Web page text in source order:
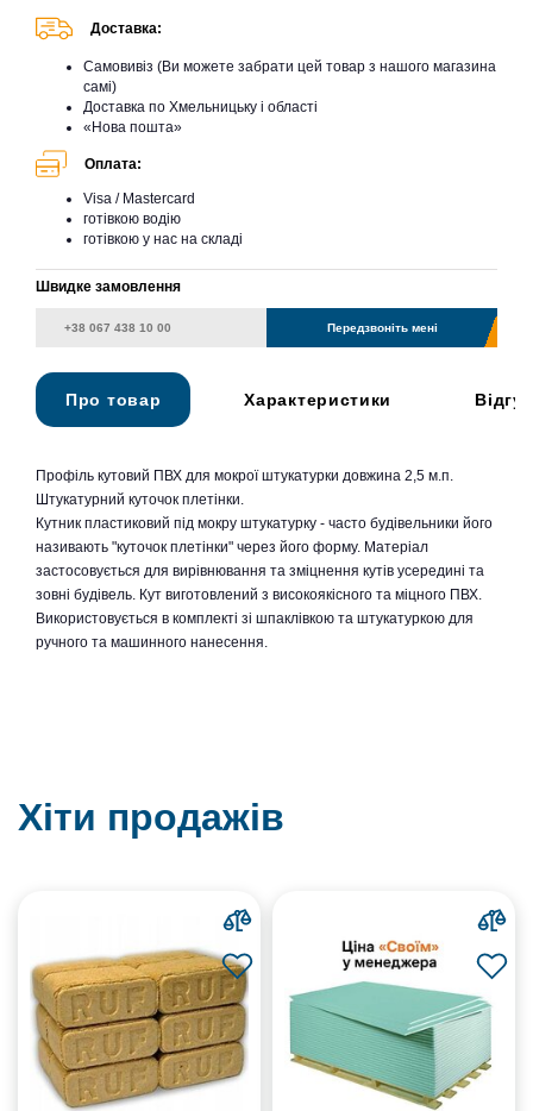
Доставка:
Самовивіз (Ви можете забрати цей товар з нашого магазина
самі)
Доставка по Хмельницьку і області
«Нова пошта»
Оплата:
Visa / Mastercard
готівкою водію
готівкою у нас на складі
Швидке замовлення
Передзвоніть мені
Про товар Характеристики
Профіль кутовий ПВХ для мокрої штукатурки довжина 2,5 м.п.
Штукатурний куточок плетінки.
Кутник пластиковий під мокру штукатурку - часто будівельники його
називають "куточок плетінки" через його форму. Матеріал
застосовується для вирівнювання та зміцнення кутів усередині та
зовні будівель. Кут виготовлений з високоякісного та міцного ПВХ.
Використовується в комплекті зі шпаклівкою та штукатуркою для
ручного та машинного нанесення.
Хіти продажів